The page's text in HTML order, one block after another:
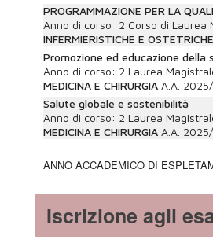
PROGRAMMAZIONE PER LA
Anno di corso: 2 Corso di Laurea
INFERMIERISTICHE E OSTETRICHE
Promozione ed educazione della
Anno di corso: 2 Laurea
MEDICINA E CHIRURGIA A.A.
Salute globale e sostenibilità
Anno di corso: 2 Laurea
MEDICINA E CHIRURGIA A.A.
ANNO ACCADEMICO DI
Iscrizione agli